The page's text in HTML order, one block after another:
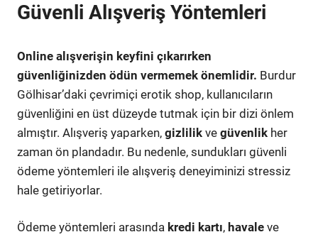
Güvenli Alışveriş Yöntemleri
Online alışverişin keyfini çıkarırken
güvenliğinizden ödün vermemek önemlidir. Burdur
Gölhisar’daki çevrimiçi erotik shop, kullanıcıların
güvenliğini en üst düzeyde tutmak için bir dizi önlem
almıştır. Alışveriş yaparken, gizlilik ve güvenlik her
zaman ön plandadır. Bu nedenle, sundukları güvenli
ödeme yöntemleri ile alışveriş deneyiminizi stressiz
hale getiriyorlar.
Ödeme yöntemleri arasında kredi kartı, havale ve